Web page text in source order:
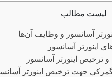
لیست مطالب
آسانسور و وظایف آن‌ها
اینورتر آسانسور
و ترخیص اینورتر آسانسور
جهت ترخیص اینورتر